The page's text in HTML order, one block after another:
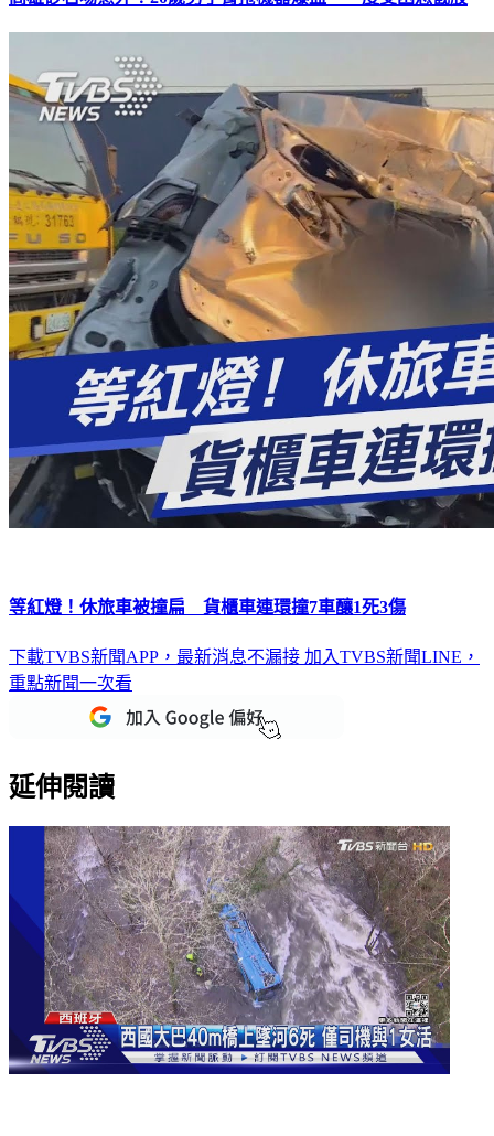
等紅燈！休旅車被撞扁 貨櫃車連環撞7車釀1死3傷
下載TVBS新聞APP，最新消息不漏接 加入TVBS新聞LINE，
重點新聞一次看
延伸閱讀